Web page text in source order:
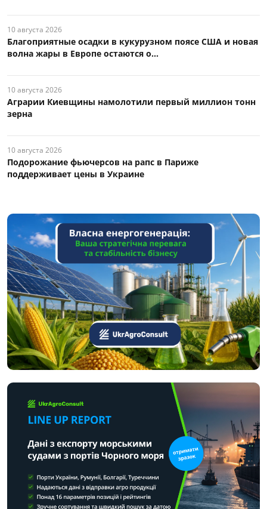
10 августа 2026
Благоприятные осадки в кукурузном поясе США и новая
волна жары в Европе остаются о...
10 августа 2026
Аграрии Киевщины намолотили первый миллион тонн
зерна
10 августа 2026
Подорожание фьючерсов на рапс в Париже
поддерживает цены в Украине